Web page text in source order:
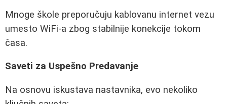
Mnoge škole preporučuju kablovanu internet vezu
umesto WiFi-a zbog stabilnije konekcije tokom
časa.
Saveti za Uspešno Predavanje
Na osnovu iskustava nastavnika, evo nekoliko